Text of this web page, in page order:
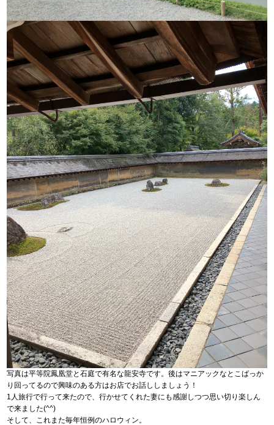
写真は平等院鳳凰堂と石庭で有名な龍安寺です。後はマニアックなとこばっか
り回ってるので興味のある方はお店でお話ししましょう！
1人旅行で行って来たので、行かせてくれた妻にも感謝しつつ思い切り楽しん
で来ました(^^)
そして、これまた毎年恒例のハロウィン。